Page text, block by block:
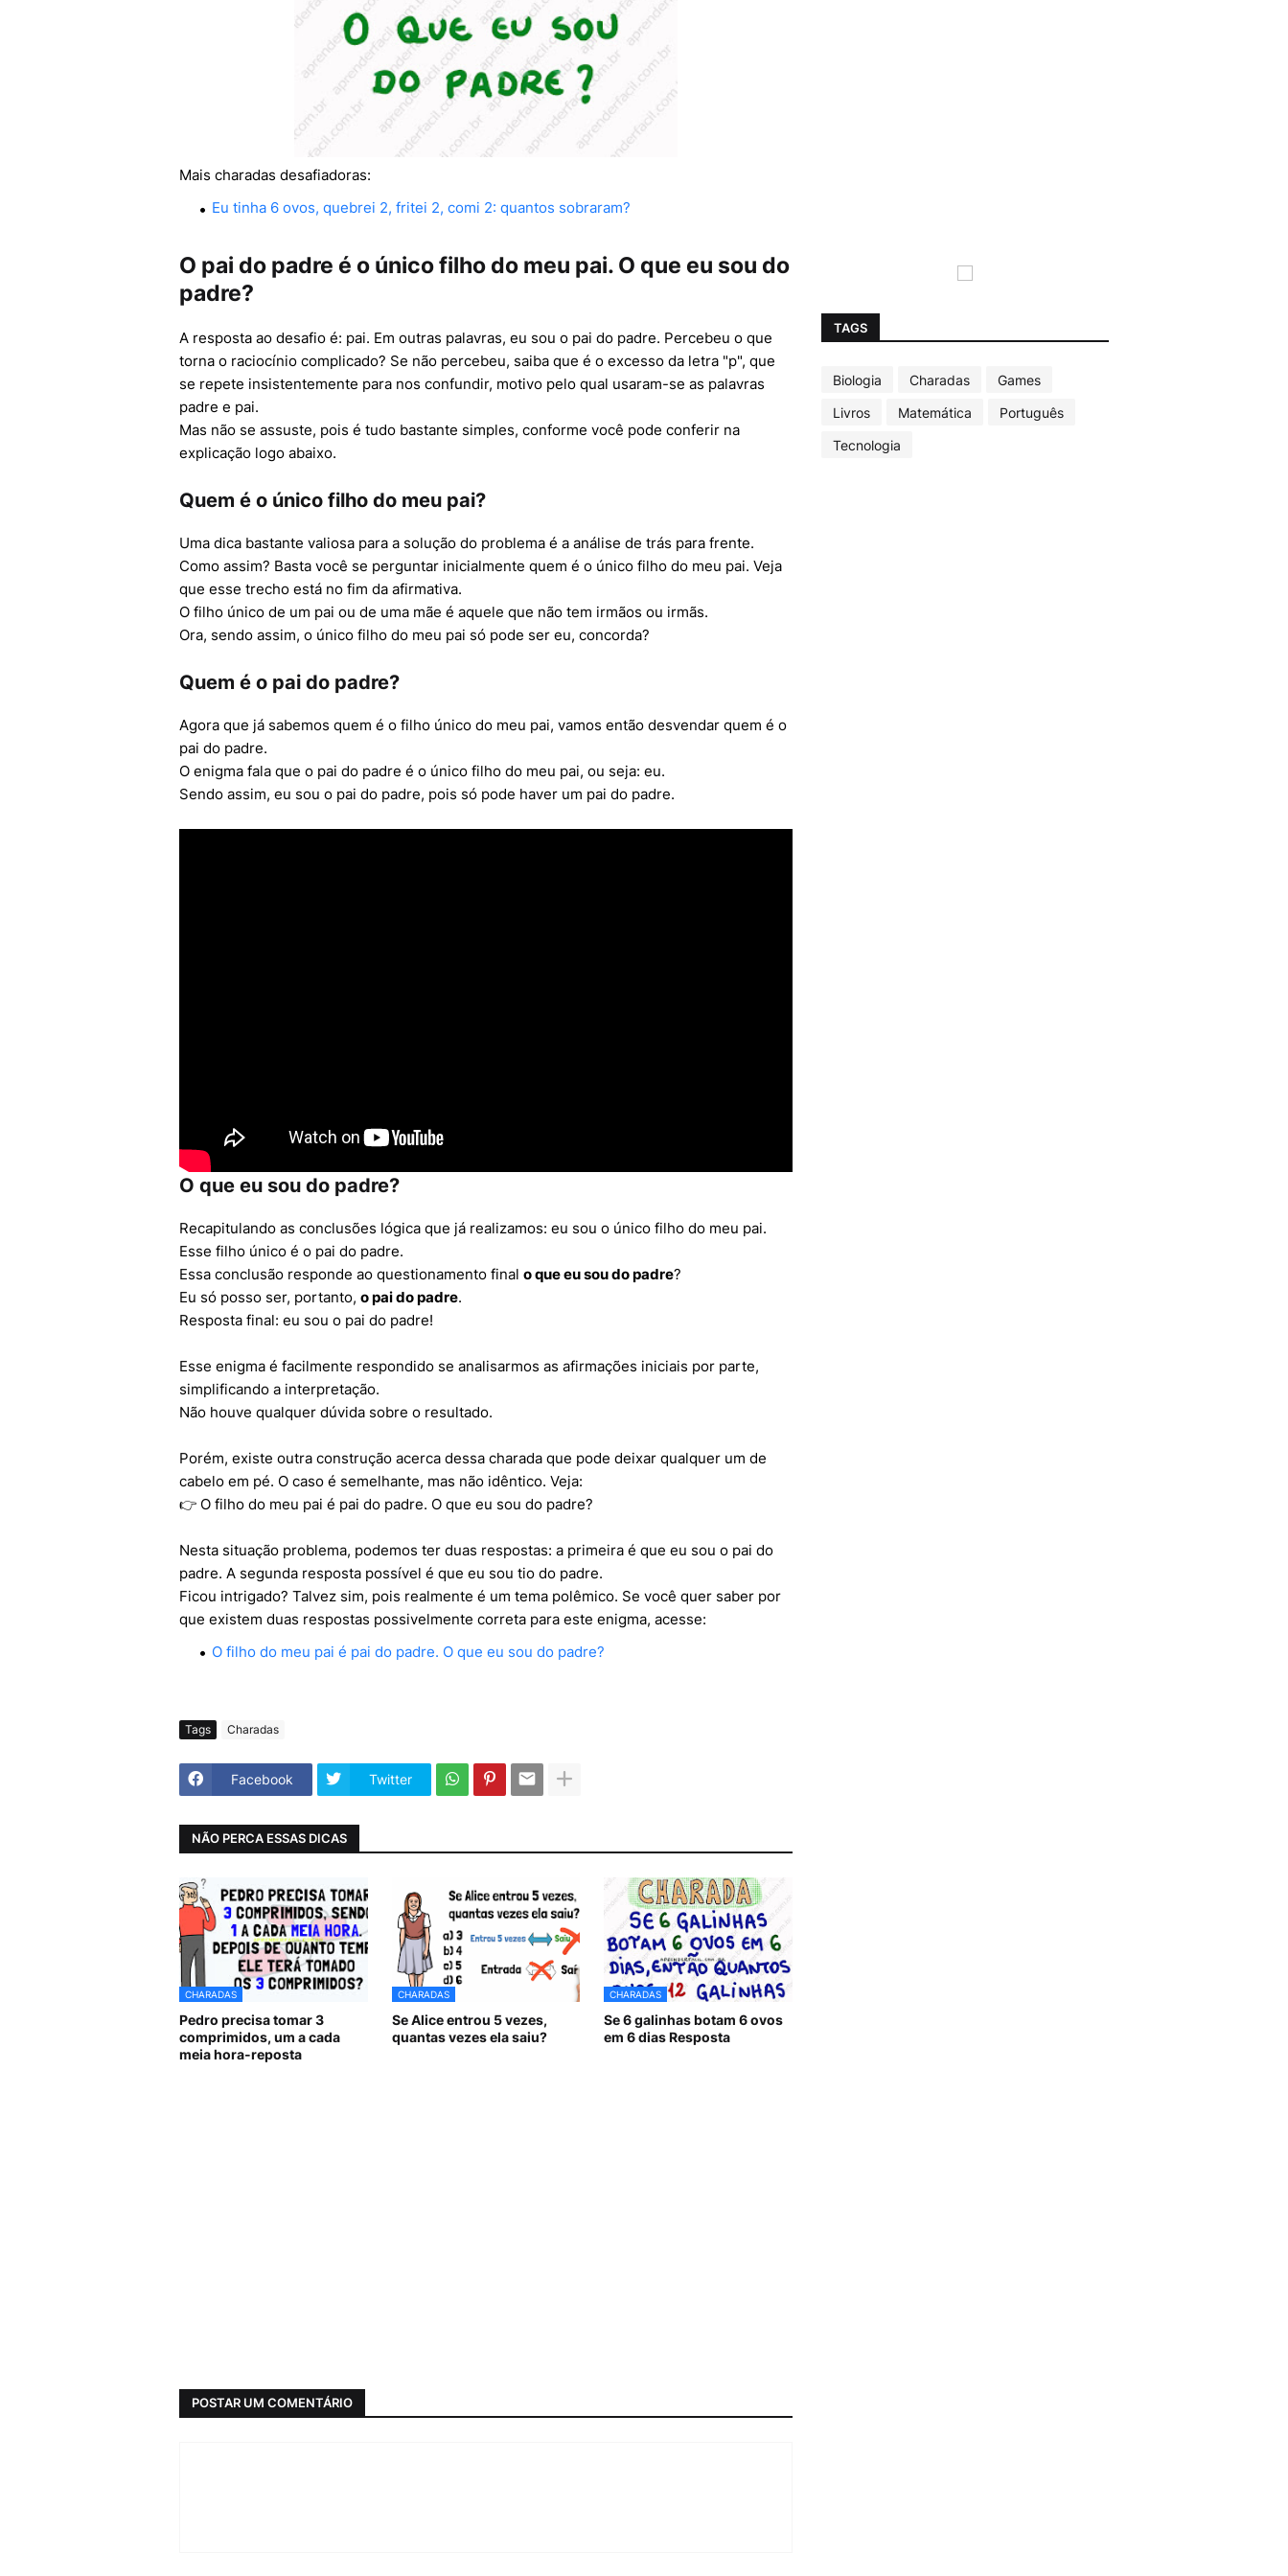
Mais charadas desafiadoras:
Eu tinha 6 ovos, quebrei 2, fritei 2, comi 2: quantos sobraram?
O pai do padre é o único filho do meu pai. O que eu sou do
padre?
A resposta ao desafio é: pai. Em outras palavras, eu sou o pai do padre. Percebeu o que
torna o raciocínio complicado? Se não percebeu, saiba que é o excesso da letra "p", que
se repete insistentemente para nos confundir, motivo pelo qual usaram-se as palavras
padre e pai.
Mas não se assuste, pois é tudo bastante simples, conforme você pode conferir na
explicação logo abaixo.
Quem é o único filho do meu pai?
Uma dica bastante valiosa para a solução do problema é a análise de trás para frente.
Como assim? Basta você se perguntar inicialmente quem é o único filho do meu pai. Veja
que esse trecho está no fim da afirmativa.
O filho único de um pai ou de uma mãe é aquele que não tem irmãos ou irmãs.
Ora, sendo assim, o único filho do meu pai só pode ser eu, concorda?
Quem é o pai do padre?
Agora que já sabemos quem é o filho único do meu pai, vamos então desvendar quem é o
pai do padre.
O enigma fala que o pai do padre é o único filho do meu pai, ou seja: eu.
Sendo assim, eu sou o pai do padre, pois só pode haver um pai do padre.
O que eu sou do padre?
Recapitulando as conclusões lógica que já realizamos: eu sou o único filho do meu pai.
Esse filho único é o pai do padre.
Essa conclusão responde ao questionamento final o que eu sou do padre?
Eu só posso ser, portanto, o pai do padre.
Resposta final: eu sou o pai do padre!
Esse enigma é facilmente respondido se analisarmos as afirmações iniciais por parte,
simplificando a interpretação.
Não houve qualquer dúvida sobre o resultado.
Porém, existe outra construção acerca dessa charada que pode deixar qualquer um de
cabelo em pé. O caso é semelhante, mas não idêntico. Veja:
👉 O filho do meu pai é pai do padre. O que eu sou do padre?
Nesta situação problema, podemos ter duas respostas: a primeira é que eu sou o pai do
padre. A segunda resposta possível é que eu sou tio do padre.
Ficou intrigado? Talvez sim, pois realmente é um tema polêmico. Se você quer saber por
que existem duas respostas possivelmente correta para este enigma, acesse:
O filho do meu pai é pai do padre. O que eu sou do padre?
Tags Charadas
Facebook Twitter
NÃO PERCA ESSAS DICAS
CHARADAS
Pedro precisa tomar 3
comprimidos, um a cada
meia hora-reposta
CHARADAS
Se Alice entrou 5 vezes,
quantas vezes ela saiu?
CHARADAS
Se 6 galinhas botam 6 ovos
em 6 dias Resposta
POSTAR UM COMENTÁRIO
TAGS
Biologia Charadas
Games
Livros
Matemática
Português
Tecnologia